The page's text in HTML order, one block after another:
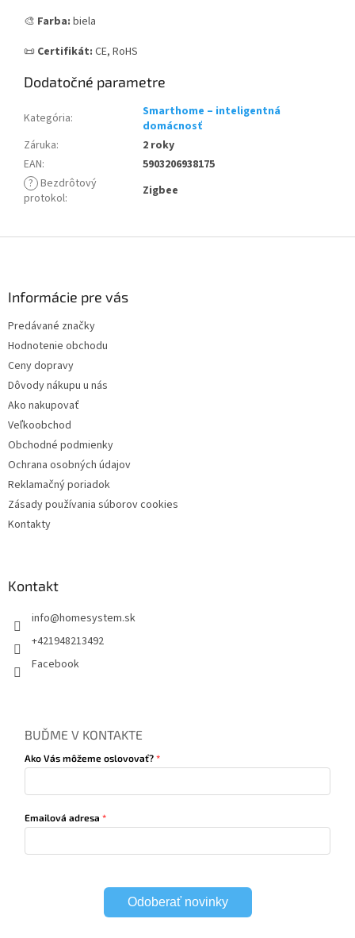
🎨 Farba: biela
📜 Certifikát: CE, RoHS
Dodatočné parametre
Kategória:
Smarthome – inteligentná
domácnosť
Záruka:
2 roky
EAN:
5903206938175
? Bezdrôtový
protokol: Zigbee
Informácie pre vás
Predávané značky
Hodnotenie obchodu
Ceny dopravy
Dôvody nákupu u nás
Ako nakupovať
Veľkoobchod
Obchodné podmienky
Ochrana osobných údajov
Reklamačný poriadok
Zásady používania súborov cookies
Kontakty
Kontakt
info@homesystem.sk
+421948213492
Facebook
BUĎME V KONTAKTE
Ako Vás môžeme oslovovať?
Emailová adresa
Odoberať novinky